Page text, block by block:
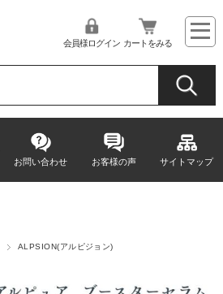
会員様ログイン カートをみる
お問い合わせ お客様の声 サイトマップ
ALPSION(アルピジョン)